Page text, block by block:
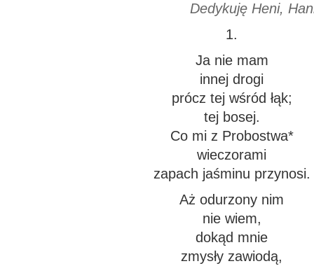
Dedykuję Heni, Hani,
1.
Ja nie mam
innej drogi
prócz tej wśród łąk;
tej bosej.
Co mi z Probostwa*
wieczorami
zapach jaśminu przynosi.
Aż odurzony nim
nie wiem,
dokąd mnie
zmysły zawiodą,